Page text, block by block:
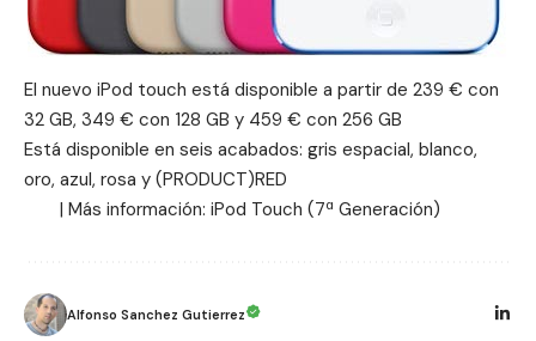
El nuevo iPod touch está disponible a partir de 239 € con
32 GB, 349 € con 128 GB y 459 € con 256 GB
Está disponible en seis acabados: gris espacial, blanco,
oro, azul, rosa y (PRODUCT)RED
| Más información: iPod Touch (7ª Generación)
Alfonso Sanchez Gutierrez